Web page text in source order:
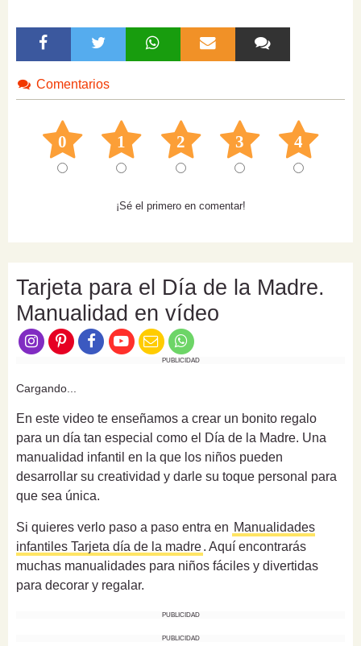
Comentarios
0 1 2 3 4
¡Sé el primero en comentar!
Tarjeta para el Día de la Madre.
Manualidad en vídeo
PUBLICIDAD
Cargando...
En este video te enseñamos a crear un bonito regalo
para un día tan especial como el Día de la Madre. Una
manualidad infantil en la que los niños pueden
desarrollar su creatividad y darle su toque personal para
que sea única.
Si quieres verlo paso a paso entra en Manualidades
infantiles Tarjeta día de la madre. Aquí encontrarás
muchas manualidades para niños fáciles y divertidas
para decorar y regalar.
PUBLICIDAD
PUBLICIDAD